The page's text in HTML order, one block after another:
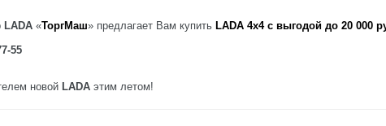
LADA «ТоргМаш» предлагает Вам купить LADA 4x4 с выгодой до 20 000
55
новой LADA этим летом!